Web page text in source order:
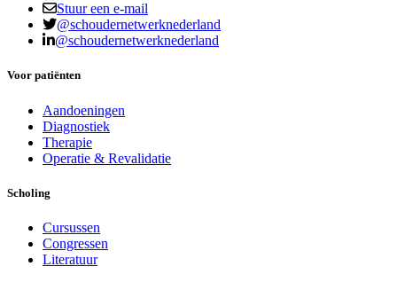
Stuur een e-mail
@schoudernetwerknederland
@schoudernetwerknederland
Voor patiënten
Aandoeningen
Diagnostiek
Therapie
Operatie & Revalidatie
Scholing
Cursussen
Congressen
Literatuur